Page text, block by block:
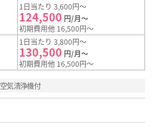
1日当たり 3,600円～
124,500 円/月～
初期費用他 16,500円～
1日当たり 3,800円～
130,500 円/月～
初期費用他 16,500円～
空気清浄機付